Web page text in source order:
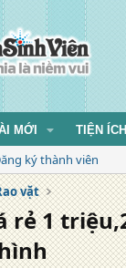
MỚI TIỆN ÍCH
ký thành viên
vặt
rẻ 1